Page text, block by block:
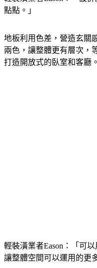
點點。」
地板利用色差，營造玄關
兩色，讓整體更有層次，
打造開放式的臥室和客廳。
輕裝潢業者Eason：「可
讓整體空間可以運用的更